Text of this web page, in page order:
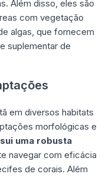
Além disso, eles são
com vegetação
algas, que fornecem
suplementar de
em diversos habitats
morfológicas e
uma robusta
navegar com eficácia
de corais. Além